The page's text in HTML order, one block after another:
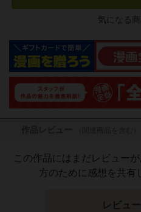
気になる
この作品にはまだレビュー
方のために感想を共有
レビュ